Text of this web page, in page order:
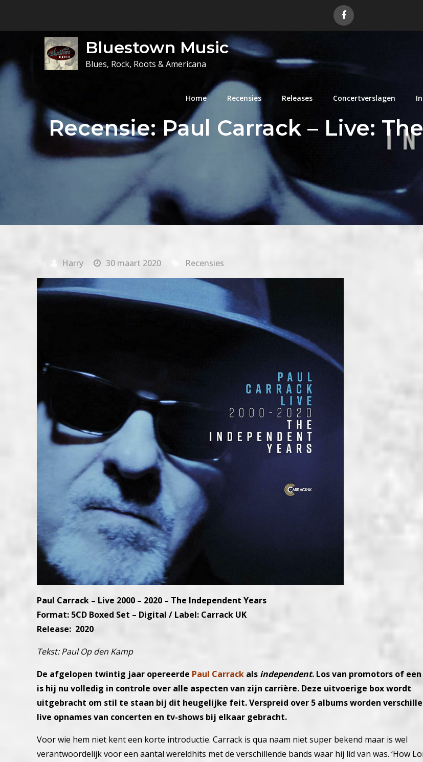
Bluestown Music
Blues, Rock, Roots & Americana
Home Recensies Releases Concertverslagen
Recensie: Paul Carrack – Live:
Harry 30 maart 2020 Recensies
Paul Carrack – Live 2000 – 2020 – The Independent Years
Format: 5CD Boxed Set – Digital / Label: Carrack UK
Release: 2020
Tekst: Paul Op den Kamp
De afgelopen twintig jaar opereerde Paul Carrack als independent. Los van promotors of
is hij nu volledig in controle over alle aspecten van zijn carrière. Deze uitvoerige box wordt
uitgebracht om stil te staan bij dit heugelijke feit. Verspreid over 5 albums worden
live opnames van concerten en tv-shows bij elkaar gebracht.
Voor wie hem niet kent een korte introductie. Carrack is qua naam niet super bekend maar is wel
verantwoordelijk voor een aantal wereldhits met de verschillende bands waar hij lid van was. ‘How